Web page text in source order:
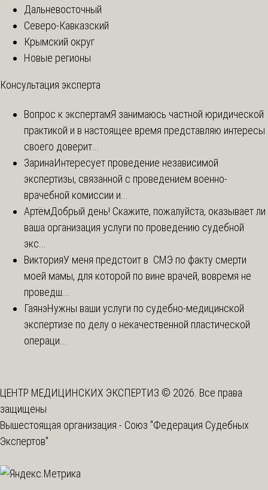
Дальневосточный
Северо-Кавказский
Крымский округ
Новые регионы
Консультация эксперта
Вопрос к экспертамЯ занимаюсь частной юридической
практикой и в настоящее время представляю интересы
своего доверит...
ЗаринаИнтересует проведение независимой
экспертизы, связанной с проведением военно-
врачебной комиссии и...
АртёмДобрый день! Скажите, пожалуйста, оказывает ли
ваша организация услуги по проведению судебной
экс...
ВикторияУ меня предстоит в СМЭ по факту смерти
моей мамы, для которой по вине врачей, вовремя не
проведш...
ГаянэНужны ваши услуги по судебно-медицинской
экспертизе по делу о некачественной пластической
операци...
ЦЕНТР МЕДИЦИНСКИХ ЭКСПЕРТИЗ © 2026. Все права
защищены
Вышестоящая организация - Союз "Федерация Судебных
Экспертов"